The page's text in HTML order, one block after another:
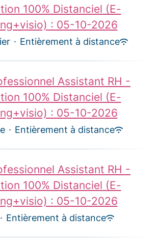
100% Distanciel (E-
: 05-10-2026
· Entièrement à distance
Assistant RH -
100% Distanciel (E-
: 05-10-2026
· Entièrement à distance
Assistant RH -
100% Distanciel (E-
: 05-10-2026
· Entièrement à distance